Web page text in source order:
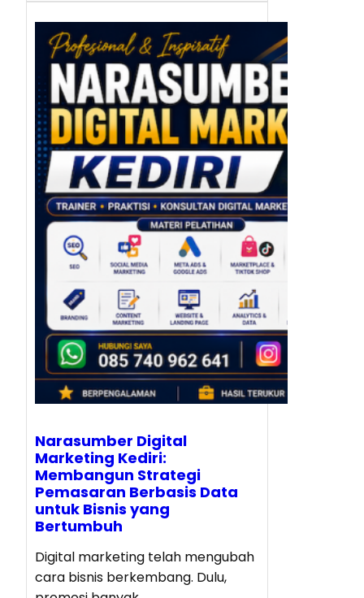
Narasumber Digital
Marketing Kediri:
Membangun Strategi
Pemasaran Berbasis Data
untuk Bisnis yang
Bertumbuh
Digital marketing telah mengubah
cara bisnis berkembang. Dulu,